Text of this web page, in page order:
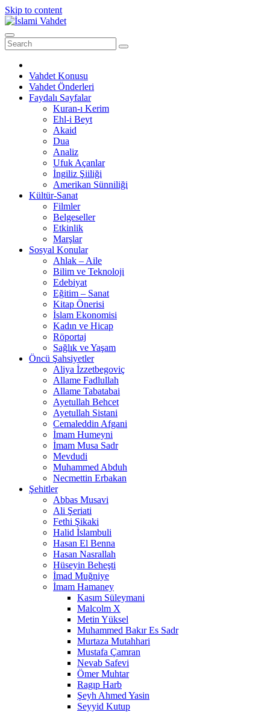
Skip to content
Vahdet Konusu
Vahdet Önderleri
Faydalı Sayfalar
Kuran-ı Kerim
Ehl-i Beyt
Akaid
Dua
Analiz
Ufuk Açanlar
İngiliz Şiiliği
Amerikan Sünniliği
Kültür-Sanat
Filmler
Belgeseller
Etkinlik
Marşlar
Sosyal Konular
Ahlak – Aile
Bilim ve Teknoloji
Edebiyat
Eğitim – Sanat
Kitap Önerisi
İslam Ekonomisi
Kadın ve Hicap
Röportaj
Sağlık ve Yaşam
Öncü Şahsiyetler
Aliya İzzetbegoviç
Allame Fadlullah
Allame Tabatabai
Ayetullah Behcet
Ayetullah Sistani
Cemaleddin Afgani
İmam Humeyni
İmam Musa Sadr
Mevdudi
Muhammed Abduh
Necmettin Erbakan
Şehitler
Abbas Musavi
Ali Şeriati
Fethi Şikaki
Halid İslambuli
Hasan El Benna
Hasan Nasrallah
Hüseyin Beheşti
İmad Muğniye
İmam Hamaney
Kasım Süleymani
Malcolm X
Metin Yüksel
Muhammed Bakır Es Sadr
Murtaza Mutahhari
Mustafa Çamran
Nevab Safevi
Ömer Muhtar
Ragıp Harb
Şeyh Ahmed Yasin
Seyyid Kutup